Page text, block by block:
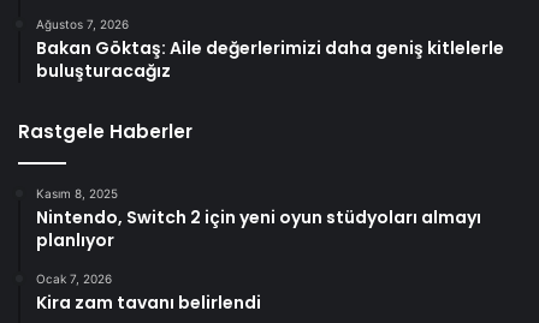
Ağustos 7, 2026
Bakan Göktaş: Aile değerlerimizi daha geniş kitlelerle
buluşturacağız
Rastgele Haberler
Kasım 8, 2025
Nintendo, Switch 2 için yeni oyun stüdyoları almayı
planlıyor
Ocak 7, 2026
Kira zam tavanı belirlendi